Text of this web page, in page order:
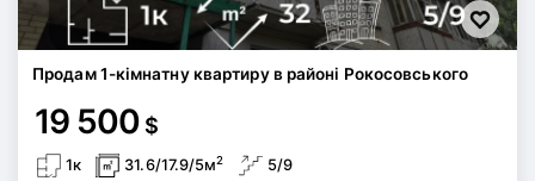
Продам 1-кімнатну квартиру в районі Рокосовського
19 500 $
1к 31.6/17.9/5м2 5/9